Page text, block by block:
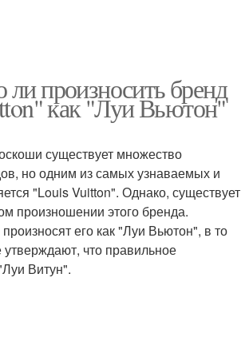
ли произносить бренд
как "Луи Вьютон"
существует множество
но одним из самых узнаваемых и
"Louis Vuitton". Однако, существует
произношении этого бренда.
его как "Луи Вьютон", в то
утверждают, что правильное
Витун".